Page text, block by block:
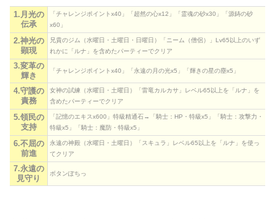
1.月光の
伝承
「チャレンジポイントx40」「超然の心x12」「霊魂の砂x30」「源鋳の砂
x60」
2.神光の
顕現
兄貴のジム（水曜日・土曜日・日曜日）「ニーム（僧侶）」Lv65以上のいず
れかに「ルナ」を含めたパーティーでクリア
3.変革の
輝き
「チャレンジポイントx40」「永遠の月の光x5」「輝きの星の塵x5」
4.守護の
責務
女神の試練（水曜日・土曜日）「雷竜カルカサ」レベル65以上を「ルナ」を
含めたパーティーでクリア
5.領民の
支持
「記憶のエキスx600」特級精通石→「騎士：HP・特級x5」「騎士：攻撃力・
特級x5」「騎士：魔防・特級x5」
6.不屈の
前進
永遠の神殿（水曜日・土曜日）「スキュラ」レベル65以上を「ルナ」を使っ
てクリア
7.永遠の
見守り
ボタンぽちっ